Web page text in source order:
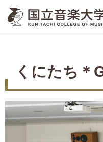
くにたち＊